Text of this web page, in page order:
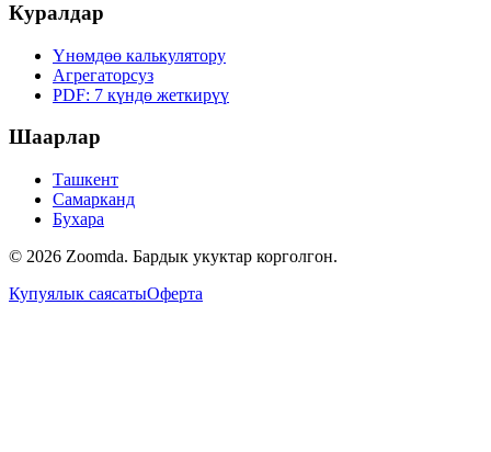
Куралдар
Үнөмдөө калькулятору
Агрегаторсуз
PDF: 7 күндө жеткирүү
Шаарлар
Ташкент
Самарканд
Бухара
© 2026 Zoomda. Бардык укуктар корголгон.
Купуялык саясатыОферта